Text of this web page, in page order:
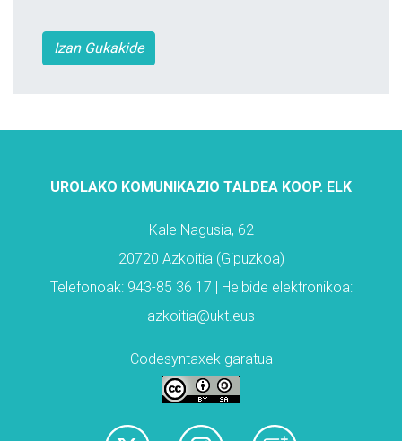
Izan Gukakide
UROLAKO KOMUNIKAZIO TALDEA KOOP. ELK
Kale Nagusia, 62
20720 Azkoitia (Gipuzkoa)
Telefonoak: 943-85 36 17 | Helbide elektronikoa:
azkoitia@ukt.eus
Codesyntaxek garatua